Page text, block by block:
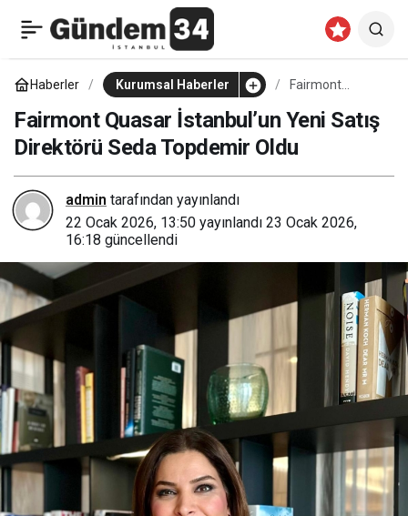
Haberler Kurumsal Haberler
Fairmont
İstanbul’un Yeni
Satış Direktörü
Seda Topdemir
Oldu
Fairmont Quasar İstanbul’un Yeni Satış
Direktörü Seda Topdemir Oldu
admin tarafından yayınlandı
22 Ocak 2026, 13:50 yayınlandı 23 Ocak 2026,
16:18 güncellendi
Fairmont Quasar İstanbul,
Dokuz Yılda 792 Bin
Misafir Ağırladı
0 Paylaş